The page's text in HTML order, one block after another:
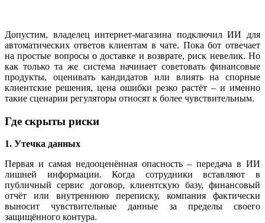
Допустим, владелец интернет-магазина подключил ИИ для
автоматических ответов клиентам в чате. Пока бот отвечает
на простые вопросы о доставке и возврате, риск невелик. Но
как только та же система начинает советовать финансовые
продукты, оценивать кандидатов или влиять на спорные
клиентские решения, цена ошибки резко растёт – и именно
такие сценарии регуляторы относят к более чувствительным.
Где скрыты риски
1. Утечка данных
Первая и самая недооценённая опасность – передача в ИИ
лишней информации. Когда сотрудники вставляют в
публичный сервис договор, клиентскую базу, финансовый
отчёт или внутреннюю переписку, компания фактически
выносит чувствительные данные за пределы своего
защищённого контура.